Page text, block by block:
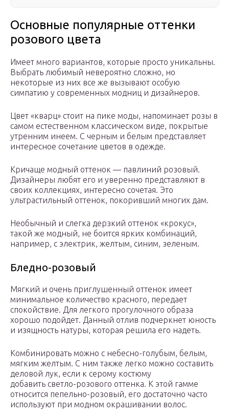
Основные популярные оттенки
розового цвета
Имеет много вариантов, которые просто уникальны.
Выбрать любимый невероятно сложно, но
некоторые из них все же вызывают особую
симпатию у современных модниц и дизайнеров.
Цвет «кварц» стоит на пике моды, напоминает розы в
самом естественном классическом виде, покрытые
утренним инеем. С черным и белым представляет
интересное сочетание цветов в одежде.
Кричаще модный оттенок — павлиний розовый.
Дизайнеры любят его и уверенно представляют в
своих коллекциях, интересно сочетая. Это
ультрастильный оттенок, покоривший многих дам.
Необычный и слегка дерзкий оттенок «крокус»,
такой же модный, не боится ярких комбинаций,
например, с электрик, желтым, синим, зеленым.
Бледно-розовый
Мягкий и очень приглушенный оттенок имеет
минимальное количество красного, передает
спокойствие. Для легкого прогулочного образа
хорошо подойдет. Данный отлив подчеркнет юность
и изящность натуры, которая решила его надеть.
Комбинировать можно с небесно-голубым, белым,
мягким желтым. С ним также легко можно составить
деловой лук, если к серому костюму
добавить светло-розового оттенка. К этой гамме
относится пепельно-розовый, его достаточно часто
используют при модном окрашивании волос.